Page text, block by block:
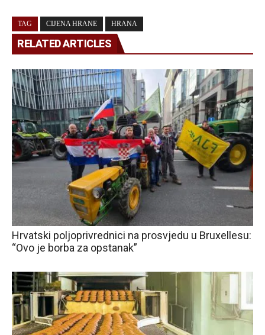
TAG CIJENA HRANE HRANA
RELATED ARTICLES
Hrvatski poljoprivrednici na prosvjedu u Bruxellesu:
“Ovo je borba za opstanak”